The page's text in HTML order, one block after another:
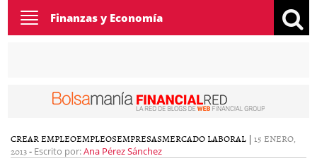
Toggle
navigation
Finanzas y Economía
CREAR EMPLEOEMPLEOSEMPRESASMERCADO LABORAL | 15 ENERO,
2013- Escrito por:Ana Pérez Sánchez